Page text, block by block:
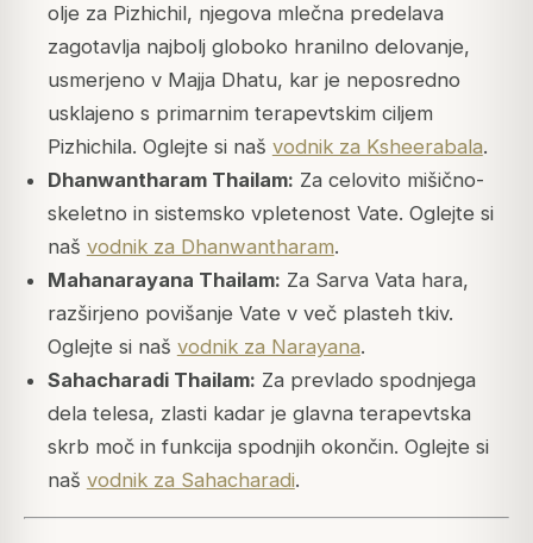
olje za Pizhichil, njegova mlečna predelava
zagotavlja najbolj globoko hranilno delovanje,
usmerjeno v Majja Dhatu, kar je neposredno
usklajeno s primarnim terapevtskim ciljem
Pizhichila. Oglejte si naš vodnik za Ksheerabala.
Dhanwantharam Thailam: Za celovito mišično-
skeletno in sistemsko vpletenost Vate. Oglejte si
naš vodnik za Dhanwantharam.
Mahanarayana Thailam: Za Sarva Vata hara,
razširjeno povišanje Vate v več plasteh tkiv.
Oglejte si naš vodnik za Narayana.
Sahacharadi Thailam: Za prevlado spodnjega
dela telesa, zlasti kadar je glavna terapevtska
skrb moč in funkcija spodnjih okončin. Oglejte si
naš vodnik za Sahacharadi.